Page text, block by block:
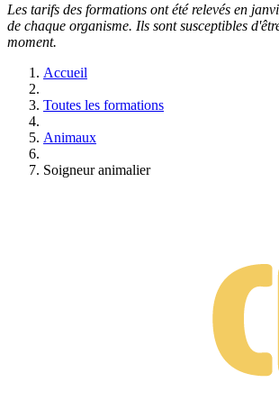
Les tarifs des formations ont été relevés en
de chaque organisme. Ils sont susceptibles
moment.
Accueil
Toutes les formations
Animaux
Soigneur animalier